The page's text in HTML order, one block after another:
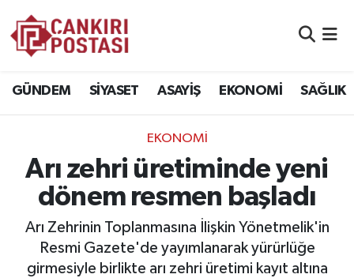
GÜNDEM SİYASET ASAYİŞ EKONOMİ SAĞLIK
EKONOMİ
Arı zehri üretiminde yeni
dönem resmen başladı
Arı Zehrinin Toplanmasına İlişkin Yönetmelik'in
Resmi Gazete'de yayımlanarak yürürlüğe
girmesiyle birlikte arı zehri üretimi kayıt altına
EKONOMİ
SAĞLIK
SPOR
Trafik Durumu
Süper Lig Puan Durumu ve Fikstür
Tüm Manşetler